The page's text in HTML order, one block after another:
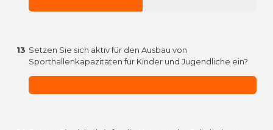
13 Setzen Sie sich aktiv für den Ausbau von
Sporthallenkapazitäten für Kinder und Jugendliche ein?